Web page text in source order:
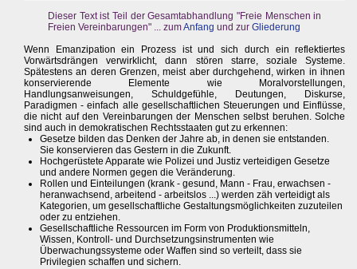
Dieser Text ist Teil der Gesamtabhandlung "Freie Menschen in
Freien Vereinbarungen" ... zumAnfang und zur Gliederung
Wenn Emanzipation ein Prozess ist und sich durch ein reflektiertes
Vorwärtsdrängen verwirklicht, dann stören starre, soziale Systeme.
Spätestens an deren Grenzen, meist aber durchgehend, wirken in ihnen
konservierende Elemente wie Moralvorstellungen,
Handlungsanweisungen, Schuldgefühle, Deutungen, Diskurse,
Paradigmen - einfach alle gesellschaftlichen Steuerungen und Einflüsse,
die nicht auf den Vereinbarungen der Menschen selbst beruhen. Solche
sind auch in demokratischen Rechtsstaaten gut zu erkennen:
Gesetze bilden das Denken der Jahre ab, in denen sie entstanden.
Sie konservieren das Gestern in die Zukunft.
Hochgerüstete Apparate wie Polizei und Justiz verteidigen Gesetze
und andere Normen gegen die Veränderung.
Rollen und Einteilungen (krank - gesund, Mann - Frau, erwachsen -
heranwachsend, arbeitend - arbeitslos ...) werden zäh verteidigt als
Kategorien, um gesellschaftliche Gestaltungsmöglichkeiten zuzuteilen
oder zu entziehen.
Gesellschaftliche Ressourcen im Form von Produktionsmitteln,
Wissen, Kontroll- und Durchsetzungsinstrumenten wie
Überwachungssysteme oder Waffen sind so verteilt, dass sie
Privilegien schaffen und sichern.